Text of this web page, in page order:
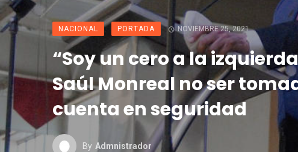
NACIONAL PORTADA NOVIEMBRE 25, 2021
“Soy un cero a la
Saúl Monreal no ser
cuenta en seguridad
By Admnistrador